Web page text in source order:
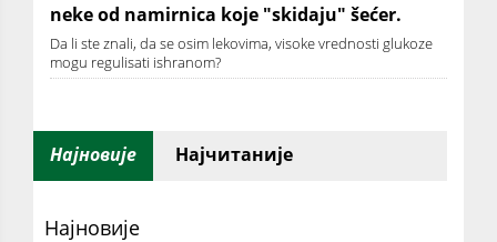
neke od namirnica koje "skidaju" šećer.
Da li ste znali, da se osim lekovima, visoke vrednosti glukoze
mogu regulisati ishranom?
Најновије Најчитаније
Најновије